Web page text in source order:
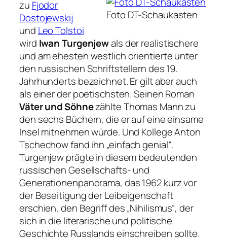
Foto DT-Schaukasten
zu Fjodor
Dostojewskij
und Leo Tolstoi
wird Iwan Turgenjewals der realistischere
und am ehesten westlich orientierte unter
den russischen Schriftstellern des 19.
Jahrhunderts bezeichnet. Er gilt aber auch
als einer der poetischsten. Seinen Roman
Väter und Söhnezählte Thomas Mann zu
den sechs Büchern, die er auf eine einsame
Insel mitnehmen würde. Und Kollege Anton
Tschechow fand ihn „einfach genial“.
Turgenjew prägte in diesem bedeutenden
russischen Gesellschafts- und
Generationenpanorama, das 1962 kurz vor
der Beseitigung der Leibeigenschaft
erschien, den Begriff des „Nihilismus“, der
sich in die literarische und politische
Geschichte Russlands einschreiben sollte.